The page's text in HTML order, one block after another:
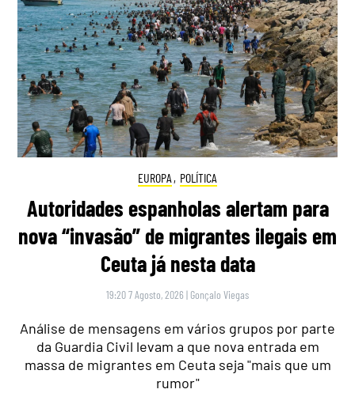
EUROPA , POLÍTICA
Autoridades espanholas alertam para
nova “invasão” de migrantes ilegais em
Ceuta já nesta data
19:20 7 Agosto, 2026 | Gonçalo Viegas
Análise de mensagens em vários grupos por parte
da Guardia Civil levam a que nova entrada em
massa de migrantes em Ceuta seja "mais que um
rumor"